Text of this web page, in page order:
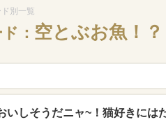
別一覧
： 空とぶお魚！
いしそうだニャ~！猫好きには